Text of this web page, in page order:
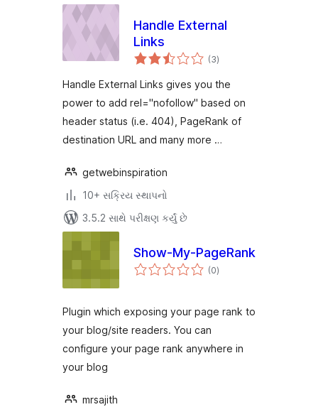
Handle External
Links
(3કુલ
રેટિંગ્સ
)
Handle External Links gives you the
power to add rel="nofollow" based on
header status (i.e. 404), PageRank of
destination URL and many more …
getwebinspiration
10+ સક્રિય સ્થાપનો
3.5.2 સાથે પરીક્ષણ કર્યું છે
Show-My-PageRank
(0કુલ
રેટિંગ્સ
)
Plugin which exposing your page rank to
your blog/site readers. You can
configure your page rank anywhere in
your blog
mrsajith